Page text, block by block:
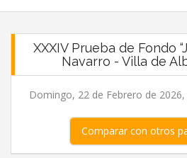
XXXIV Prueba de Fondo
Navarro - Villa de
Domingo, 22 de Febrero de
Comparar con otros